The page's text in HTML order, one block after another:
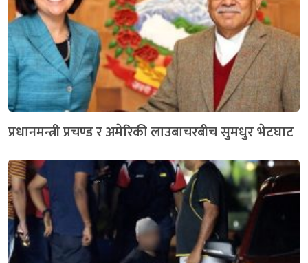
प्रधानमन्त्री प्रचण्ड र अमेरिकी लाउबाचरबीच सुमधुर भेटघाट